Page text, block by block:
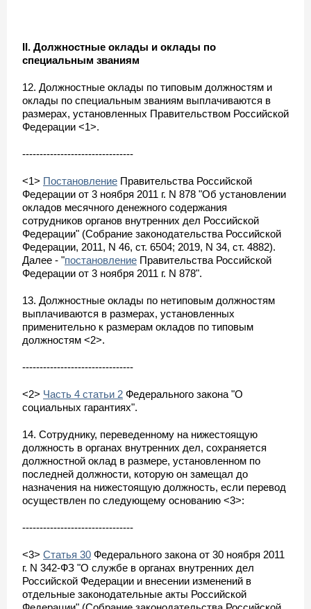
II. Должностные оклады и оклады по
специальным званиям
12. Должностные оклады по типовым должностям и
оклады по специальным званиям выплачиваются в
размерах, установленных Правительством Российской
Федерации <1>.
--------------------------------
<1> Постановление Правительства Российской
Федерации от 3 ноября 2011 г. N 878 "Об установлении
окладов месячного денежного содержания
сотрудников органов внутренних дел Российской
Федерации" (Собрание законодательства Российской
Федерации, 2011, N 46, ст. 6504; 2019, N 34, ст. 4882).
Далее - "постановление Правительства Российской
Федерации от 3 ноября 2011 г. N 878".
13. Должностные оклады по нетиповым должностям
выплачиваются в размерах, установленных
применительно к размерам окладов по типовым
должностям <2>.
--------------------------------
<2> Часть 4 статьи 2 Федерального закона "О
социальных гарантиях".
14. Сотруднику, переведенному на нижестоящую
должность в органах внутренних дел, сохраняется
должностной оклад в размере, установленном по
последней должности, которую он замещал до
назначения на нижестоящую должность, если перевод
осуществлен по следующему основанию <3>:
--------------------------------
<3> Статья 30 Федерального закона от 30 ноября 2011
г. N 342-ФЗ "О службе в органах внутренних дел
Российской Федерации и внесении изменений в
отдельные законодательные акты Российской